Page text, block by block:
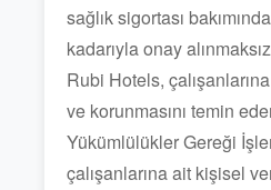
sağlık sigortası
kadarıyla onay
Rubi Hotels,
ve korunmasını temin
Yükümlülükler Gereği
çalışanlarına ait kişisel